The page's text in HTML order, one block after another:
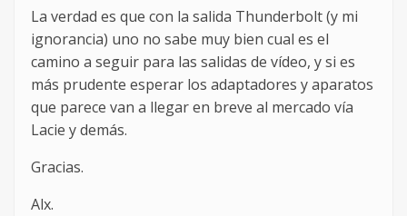
La verdad es que con la salida Thunderbolt (y mi
ignorancia) uno no sabe muy bien cual es el
camino a seguir para las salidas de vídeo, y si es
más prudente esperar los adaptadores y aparatos
que parece van a llegar en breve al mercado vía
Lacie y demás.
Gracias.
Alx.